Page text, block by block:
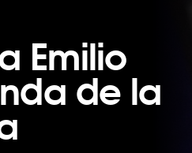
Emilio
de la